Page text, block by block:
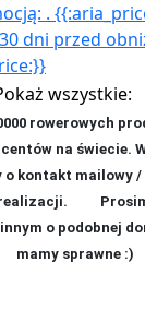
.
dni przed
wszystkie:
rowerowych
na świecie.
o kontakt mailowy
realizacji. P
o podobnej
mamy sprawne :)